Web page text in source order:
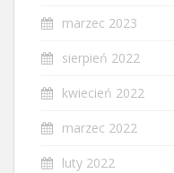
marzec 2023
sierpień 2022
kwiecień 2022
marzec 2022
luty 2022